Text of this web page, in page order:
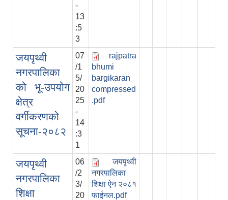
-
13
:5
3
जयपृथ्वी
नगरपालिका
को भू-उपयोग
क्षेत्र
वर्गीकरणको
सूचना-२०८२
07
/1
5/
20
25
-
14
:3
1
rajpatra
bhumi
bargikaran_
compressed
.pdf
जयपृथ्वी
नगरपालिका
शिक्षा
06
/2
3/
20
जयपृथ्वी
नगरपालिका
शिक्षा ऐन २०८१
फाईनल.pdf